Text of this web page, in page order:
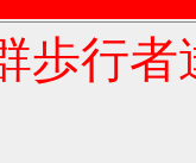
群歩行